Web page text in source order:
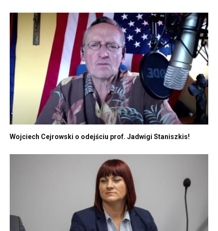
Wojciech Cejrowski o odejściu prof. Jadwigi Staniszkis!